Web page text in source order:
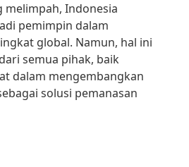
Indonesia
pemimpin dalam
global. Namun, hal ini
semua pihak, baik
dalam mengembangkan
solusi pemanasan